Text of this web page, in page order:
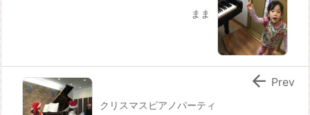
まま
クリスマスピアノパーティ
 Prev